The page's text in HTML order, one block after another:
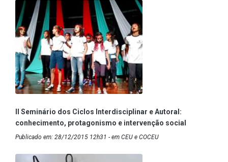
II Seminário dos Ciclos Interdisciplinar e Autoral:
conhecimento, protagonismo e intervenção social
Publicado em: 28/12/2015 12h31 - em CEU e COCEU